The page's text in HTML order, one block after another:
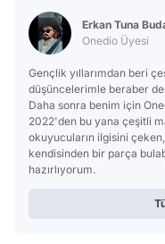
Erkan Tuna
Onedio Üyesi
Gençlik yıllarımdan beri
düşüncelerimle beraber
Daha sonra benim için
2022'den bu yana çeşitli
okuyucuların ilgisini
kendisinden bir parça
hazırlıyorum.